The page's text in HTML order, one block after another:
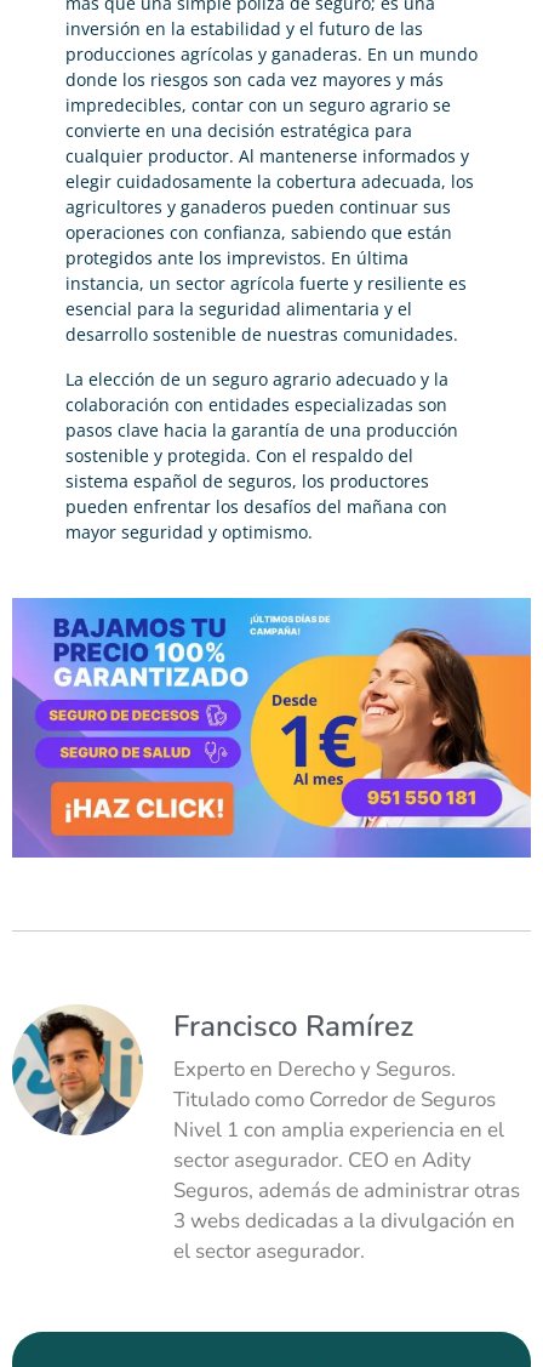
inversión en la estabilidad y el futuro de las
producciones agrícolas y ganaderas. En un mundo
donde los riesgos son cada vez mayores y más
impredecibles, contar con un seguro agrario se
convierte en una decisión estratégica para
cualquier productor. Al mantenerse informados y
elegir cuidadosamente la cobertura adecuada, los
agricultores y ganaderos pueden continuar sus
operaciones con confianza, sabiendo que están
protegidos ante los imprevistos. En última
instancia, un sector agrícola fuerte y resiliente es
esencial para la seguridad alimentaria y el
desarrollo sostenible de nuestras comunidades.
La elección de un seguro agrario adecuado y la
colaboración con entidades especializadas son
pasos clave hacia la garantía de una producción
sostenible y protegida. Con el respaldo del
sistema español de seguros, los productores
pueden enfrentar los desafíos del mañana con
mayor seguridad y optimismo.
Francisco Ramírez
Experto en Derecho y Seguros.
Titulado como Corredor de Seguros
Nivel 1 con amplia experiencia en el
sector asegurador. CEO en Adity
Seguros, además de administrar otras
3 webs dedicadas a la divulgación en
el sector asegurador.